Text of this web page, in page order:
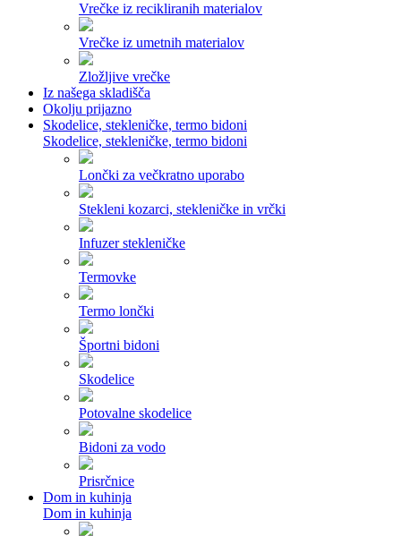
Vrečke iz recikliranih materialov
Vrečke iz umetnih materialov
Zložljive vrečke
Iz našega skladišča
Okolju prijazno
Skodelice, stekleničke, termo bidoni
Skodelice, stekleničke, termo bidoni
Lončki za večkratno uporabo
Stekleni kozarci, stekleničke in vrčki
Infuzer stekleničke
Termovke
Termo lončki
Športni bidoni
Skodelice
Potovalne skodelice
Bidoni za vodo
Prisrčnice
Dom in kuhinja
Dom in kuhinja